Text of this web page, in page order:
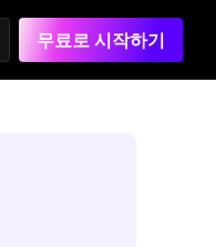
무료로 시작하기